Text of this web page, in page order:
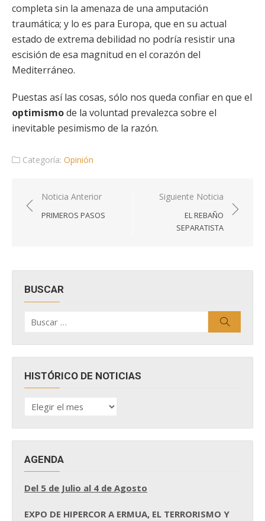
completa sin la amenaza de una amputación
traumática; y lo es para Europa, que en su actual
estado de extrema debilidad no podría resistir una
escisión de esa magnitud en el corazón del
Mediterráneo.
Puestas así las cosas, sólo nos queda confiar en que el
optimismode la voluntad prevalezca sobre el
inevitable pesimismo de la razón.
Categoría: Opinión
Navegación
de
Noticia Anterior
PRIMEROS PASOS
Siguiente Noticia
EL REBAÑO
SEPARATISTA
BUSCAR
por:
HISTÓRICO DE NOTICIAS
HISTÓRICO
DE
AGENDA
Del 5 de Julio al 4 de Agosto
EXPO DE HIPERCOR A ERMUA, EL TERRORISMO Y